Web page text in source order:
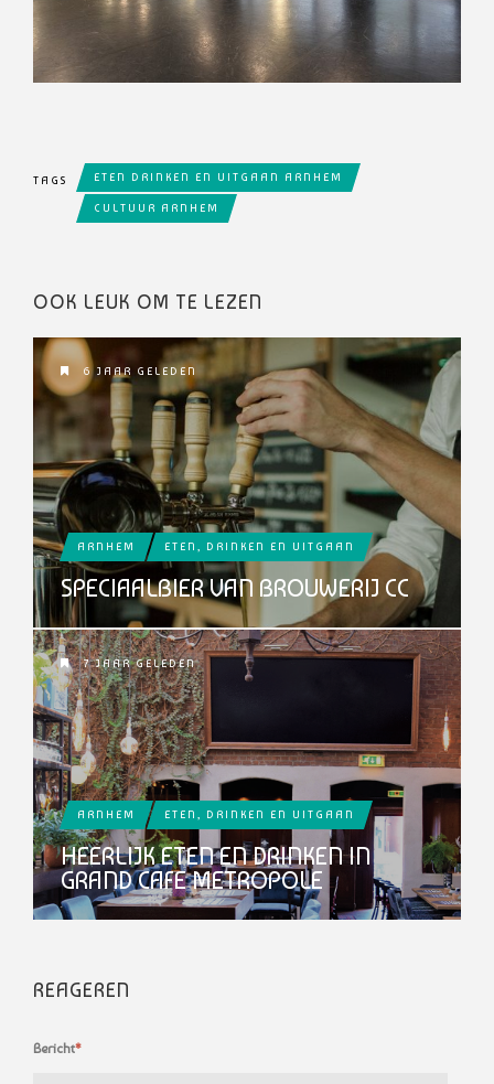
TAGS ETEN DRINKEN EN UITGAAN ARNHEM
CULTUUR ARNHEM
OOK LEUK OM TE LEZEN
6 JAAR GELEDEN
ARNHEM ETEN, DRINKEN EN UITGAAN
SPECIAALBIER VAN BROUWERIJ CC
7 JAAR GELEDEN
ARNHEM ETEN, DRINKEN EN UITGAAN
HEERLIJK ETEN EN DRINKEN IN
GRAND CAFE METROPOLE
REAGEREN
Bericht*